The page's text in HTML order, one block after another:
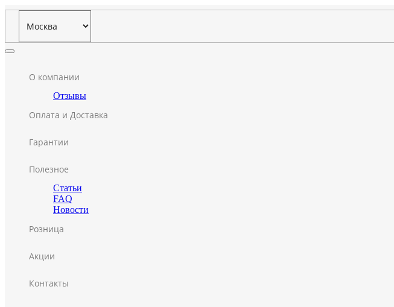
О компании
Отзывы
Оплата и Доставка
Гарантии
Полезное
Статьи
FAQ
Новости
Розница
Акции
Контакты